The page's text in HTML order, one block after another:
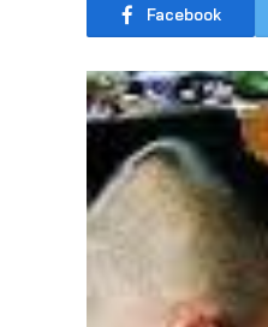
Facebook